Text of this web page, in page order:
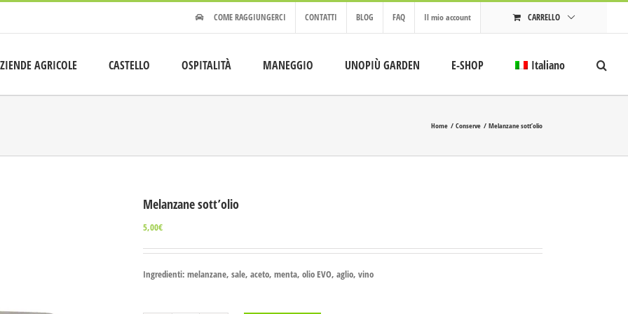
COME RAGGIUNGERCI CONTATTI BLOG FAQ Il mio account CARRELLO
AGRICOLE CASTELLO OSPITALITÀ MANEGGIO UNOPIÙ GARDEN E-SHOP Italiano
Home Conserve Melanzane sott’olio
Melanzane sott’olio
5,00€
Ingredienti: melanzane, sale, aceto, menta, olio EVO, aglio, vino